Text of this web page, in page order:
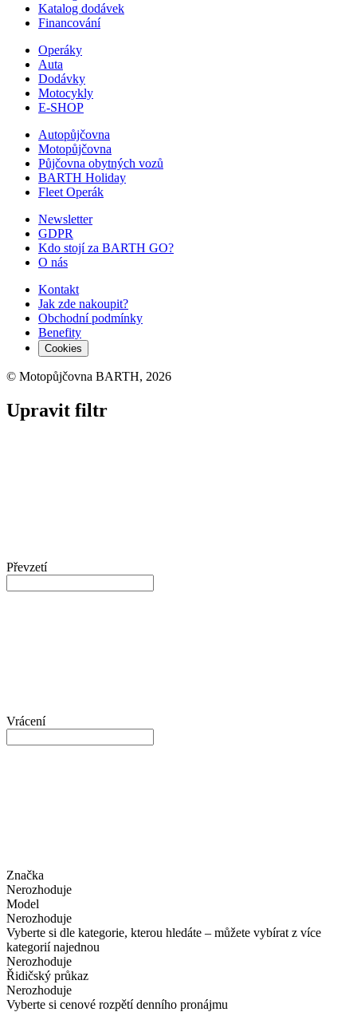
Katalog dodávek
Financování
Operáky
Auta
Dodávky
Motocykly
E-SHOP
Autopůjčovna
Motopůjčovna
Půjčovna obytných vozů
BARTH Holiday
Fleet Operák
Newsletter
GDPR
Kdo stojí za BARTH GO?
O nás
Kontakt
Jak zde nakoupit?
Obchodní podmínky
Benefity
Cookies
© Motopůjčovna BARTH, 2026
Upravit filtr
Převzetí
Vrácení
Značka
Nerozhoduje
Model
Nerozhoduje
Vyberte si dle kategorie, kterou hledáte – můžete vybírat z více
kategorií najednou
Nerozhoduje
Řidičský průkaz
Nerozhoduje
Vyberte si cenové rozpětí denního pronájmu